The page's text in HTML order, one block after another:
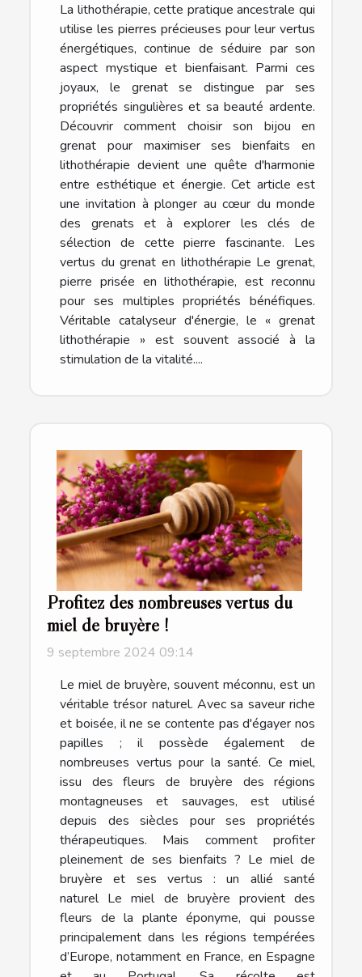
La lithothérapie, cette pratique ancestrale qui
utilise les pierres précieuses pour leur vertus
énergétiques, continue de séduire par son
aspect mystique et bienfaisant. Parmi ces
joyaux, le grenat se distingue par ses
propriétés singulières et sa beauté ardente.
Découvrir comment choisir son bijou en
grenat pour maximiser ses bienfaits en
lithothérapie devient une quête d'harmonie
entre esthétique et énergie. Cet article est
une invitation à plonger au cœur du monde
des grenats et à explorer les clés de
sélection de cette pierre fascinante. Les
vertus du grenat en lithothérapie Le grenat,
pierre prisée en lithothérapie, est reconnu
pour ses multiples propriétés bénéfiques.
Véritable catalyseur d'énergie, le « grenat
lithothérapie » est souvent associé à la
stimulation de la vitalité....
Profitez des nombreuses vertus du
miel de bruyère !
9 septembre 2024 09:14
Le miel de bruyère, souvent méconnu, est un
véritable trésor naturel. Avec sa saveur riche
et boisée, il ne se contente pas d'égayer nos
papilles ; il possède également de
nombreuses vertus pour la santé. Ce miel,
issu des fleurs de bruyère des régions
montagneuses et sauvages, est utilisé
depuis des siècles pour ses propriétés
thérapeutiques. Mais comment profiter
pleinement de ses bienfaits ? Le miel de
bruyère et ses vertus : un allié santé
naturel Le miel de bruyère provient des
fleurs de la plante éponyme, qui pousse
principalement dans les régions tempérées
d’Europe, notamment en France, en Espagne